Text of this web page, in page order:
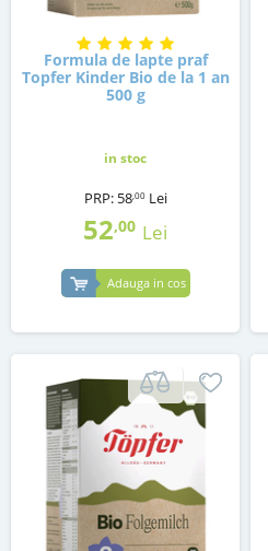
Formula de lapte praf
Topfer Kinder Bio de la 1 an
500 g
in stoc
PRP: 58,00 Lei
52,00 Lei
Adauga in cos